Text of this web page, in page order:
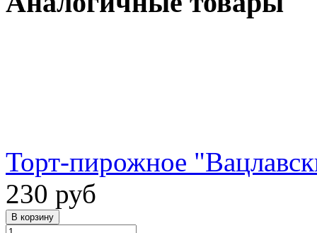
Торт-пирожное
230 руб